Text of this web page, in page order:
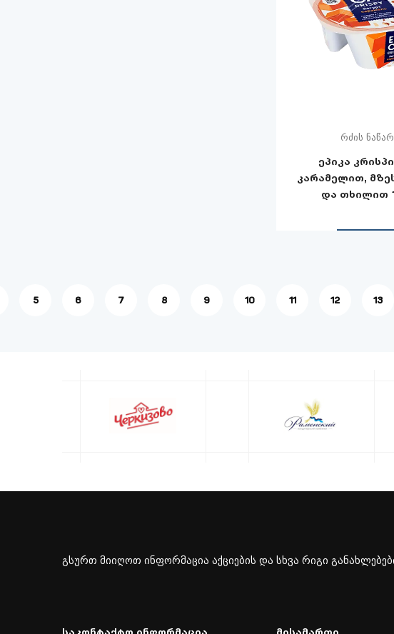
რძის
ეპიკა კრისპი
კარამელით,
და თხილით
5 6 7 8 9 10 11 12 13
გსურთ მიიღოთ ინფორმაცია აქციების და სხვა რიგი
Საკონტაქტო Ინფორმაცია Მისამართი